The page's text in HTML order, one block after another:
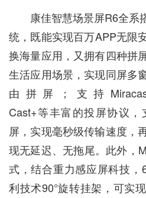
康佳智慧场景屏R6全系
统，既能实现百万APP无限
换海量应用，又拥有四种拼
生活应用场景，实现同屏多
由拼屏；支持Miracast/
Cast+等丰富的投屏协议
屏，实现毫秒级传输速度，
现无延迟、无拖尾。此外，
式，结合重力感应屏科技
利技术90°旋转挂架，可实